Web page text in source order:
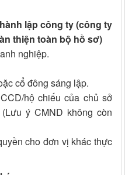
lập công ty (công ty
thiện toàn bộ hồ sơ)
nghiệp.
cổ đông sáng lập.
hộ chiếu của chủ sở
ý CMND không còn
cho đơn vị khác thực